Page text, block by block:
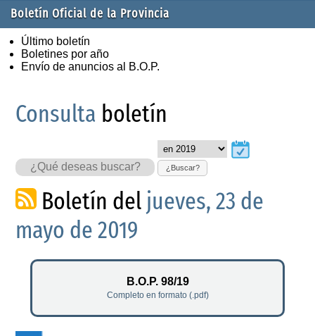
Boletín Oficial de la Provincia
Último boletín
Boletines por año
Envío de anuncios al B.O.P.
Consulta boletín
¿Buscar?
Boletín del jueves, 23 de
mayo de 2019
B.O.P. 98/19
Completo en formato (.pdf)